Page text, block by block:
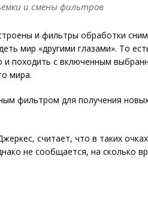
и смены фильтров
и фильтры обработки
мир «другими глазами». То
и походить с включенным
мира.
считает, что в таких
не сообщается, на сколько